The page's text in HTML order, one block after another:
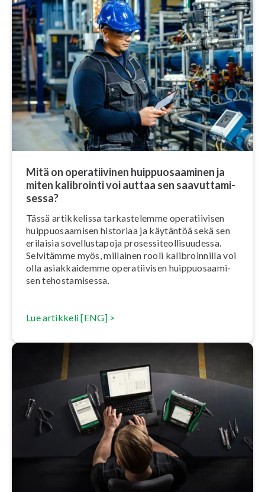
Mitä on ope­ra­tii­vi­nen huip­puo­saa­mi­nen ja
miten kalibrointi voi auttaa sen saa­vut­ta­mi­
ses­sa?
Tässä ar­tik­ke­lis­sa tar­kas­te­lem­me ope­ra­tii­vi­sen
huip­puo­saa­mi­sen historiaa ja käytäntöä sekä sen
erilaisia so­vel­lus­ta­po­ja pro­ses­si­teol­li­suu­des­sa.
Selvitämme myös, millainen rooli ka­libroin­nil­la voi
olla asiak­kai­dem­me ope­ra­tii­vi­sen huip­puo­saa­mi­
sen te­hos­ta­mi­ses­sa.
Lue artikkeli [ENG] >